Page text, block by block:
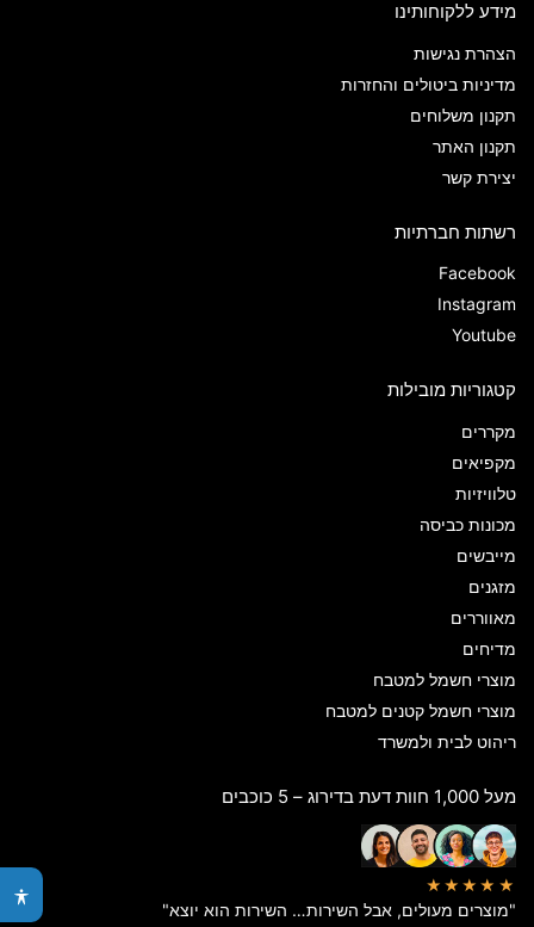
מידע ללקוחותינו
הצהרת נגישות
מדיניות ביטולים והחזרות
תקנון משלוחים
תקנון האתר
יצירת קשר
רשתות חברתיות
Facebook
Instagram
Youtube
קטגוריות מובילות
מקררים
מקפיאים
טלוויזיות
מכונות כביסה
מייבשים
מזגנים
מאווררים
מדיחים
מוצרי חשמל למטבח
מוצרי חשמל קטנים למטבח
ריהוט לבית ולמשרד
מעל 1,000 חוות דעת בדירוג – 5 כוכבים
★★★★★
"מוצרים מעולים, אבל השירות… השירות הוא יוצא"